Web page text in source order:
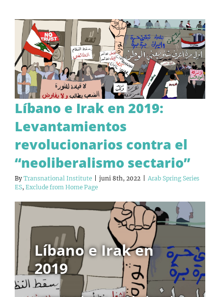
Líbano e Irak en 2019:
Levantamientos
revolucionarios contra el
“neoliberalismo sectario”
By Transnational Institute juni 8th, 2022
Arab Spring Series
ES, Exclude from Home Page
Líbano e Irak en
2019